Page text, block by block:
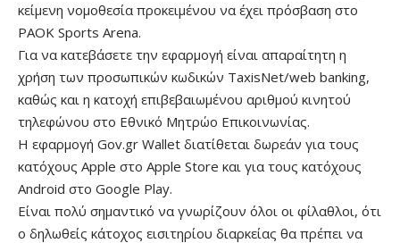
κείμενη νομοθεσία προκειμένου να έχει πρόσβαση στο
PAOK Sports Arena.
Για να κατεβάσετε την εφαρμογή είναι απαραίτητη η
χρήση των προσωπικών κωδικών TaxisNet/web banking,
καθώς και η κατοχή επιβεβαιωμένου αριθμού κινητού
τηλεφώνου στο Εθνικό Μητρώο Επικοινωνίας.
Η εφαρμογή Gov.gr Wallet διατίθεται δωρεάν για τους
κατόχους Apple στο Apple Store και για τους κατόχους
Android στο Google Play.
Είναι πολύ σημαντικό να γνωρίζουν όλοι οι φίλαθλοι, ότι
ο δηλωθείς κάτοχος εισιτηρίου διαρκείας θα πρέπει να